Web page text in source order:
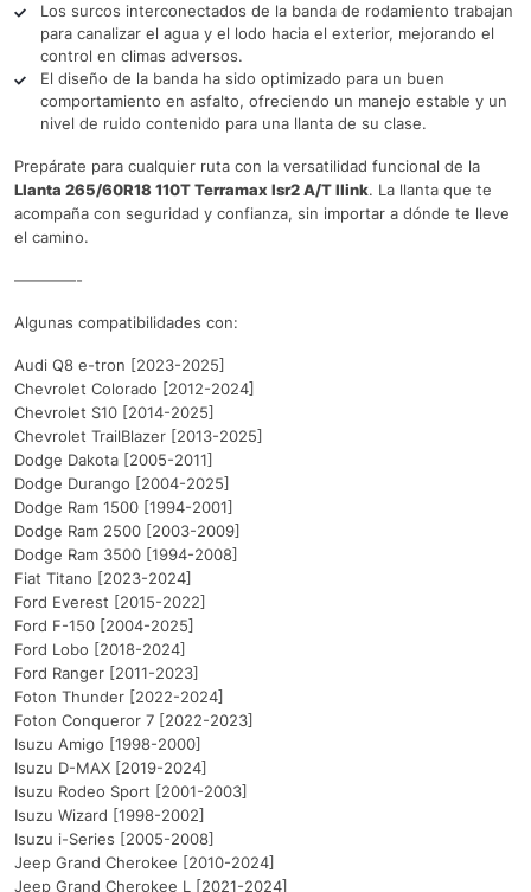
Los surcos interconectados de la banda de rodamiento trabajan
para canalizar el agua y el lodo hacia el exterior, mejorando el
control en climas adversos.
El diseño de la banda ha sido optimizado para un buen
comportamiento en asfalto, ofreciendo un manejo estable y un
nivel de ruido contenido para una llanta de su clase.
Prepárate para cualquier ruta con la versatilidad funcional de la
Llanta 265/60R18 110T Terramax lsr2 A/T Ilink. La llanta que te
acompaña con seguridad y confianza, sin importar a dónde te lleve
el camino.
————-
Algunas compatibilidades con:
Audi Q8 e-tron [2023-2025]
Chevrolet Colorado [2012-2024]
Chevrolet S10 [2014-2025]
Chevrolet TrailBlazer [2013-2025]
Dodge Dakota [2005-2011]
Dodge Durango [2004-2025]
Dodge Ram 1500 [1994-2001]
Dodge Ram 2500 [2003-2009]
Dodge Ram 3500 [1994-2008]
Fiat Titano [2023-2024]
Ford Everest [2015-2022]
Ford F-150 [2004-2025]
Ford Lobo [2018-2024]
Ford Ranger [2011-2023]
Foton Thunder [2022-2024]
Foton Conqueror 7 [2022-2023]
Isuzu Amigo [1998-2000]
Isuzu D-MAX [2019-2024]
Isuzu Rodeo Sport [2001-2003]
Isuzu Wizard [1998-2002]
Isuzu i-Series [2005-2008]
Jeep Grand Cherokee [2010-2024]
Jeep Grand Cherokee L [2021-2024]